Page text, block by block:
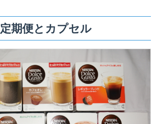
定期便とカプセル